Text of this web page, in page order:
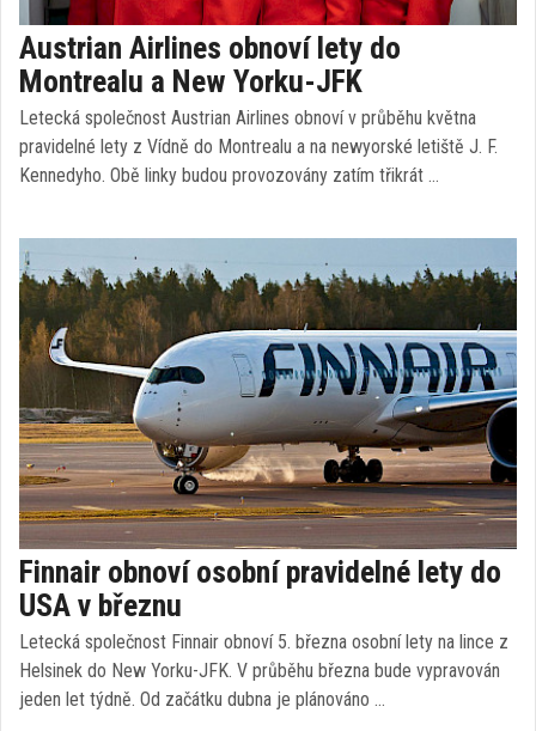
Austrian Airlines obnoví lety do
Montrealu a New Yorku-JFK
Letecká společnost Austrian Airlines obnoví v průběhu května
pravidelné lety z Vídně do Montrealu a na newyorské letiště J. F.
Kennedyho. Obě linky budou provozovány zatím třikrát …
Finnair obnoví osobní pravidelné lety do
USA v březnu
Letecká společnost Finnair obnoví 5. března osobní lety na lince z
Helsinek do New Yorku-JFK. V průběhu března bude vypravován
jeden let týdně. Od začátku dubna je plánováno …